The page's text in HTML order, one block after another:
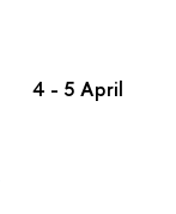
4 - 5 April